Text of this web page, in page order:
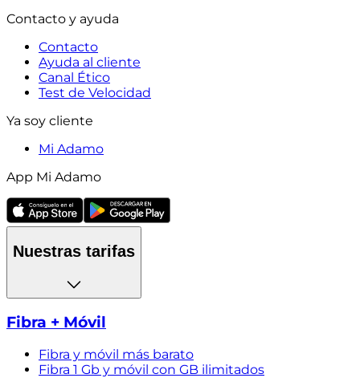
Contacto y ayuda
Contacto
Ayuda al cliente
Canal Ético
Test de Velocidad
Ya soy cliente
Mi Adamo
App Mi Adamo
Nuestras tarifas
Fibra + Móvil
Fibra y móvil más barato
Fibra 1 Gb y móvil con GB ilimitados